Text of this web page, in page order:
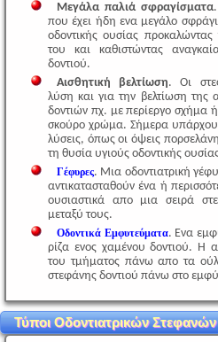
Μεγάλα παλιά σφραγίσματα
που έχει ήδη ενα μεγάλο
οδοντικής ουσίας
του και καθιστώντας
δοντιού.
Αισθητική βελτίωση. Οι
λύση και για την βελτίωση της
δοντιών πχ. με περίεργο σχήμα
σκούρο χρώμα. Σήμερα
λύσεις, όπως οι όψεις
τη θυσία υγιούς οδοντικής
Γέφυρες. Μια οδοντιατρική
αντικατασταθούν ένα ή
ουσιαστικά απο μια σειρά
μεταξύ τους.
Οδοντικά Εμφυτεύματα. Ενα
ρίζα ενος χαμένου δοντιού. Η
του τμήματος πάνω απο τα
στεφάνης δοντιού πάνω στο
Τύποι Οδοντιατρικών Στεφανών